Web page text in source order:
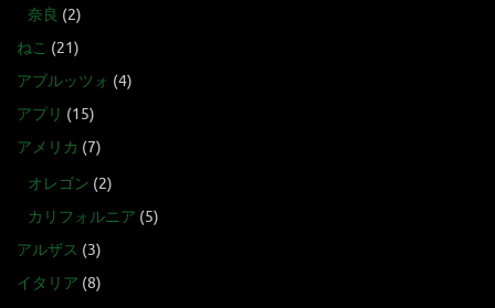
奈良 (2)
ねこ (21)
アブルッツォ (4)
アプリ (15)
アメリカ (7)
オレゴン (2)
カリフォルニア (5)
アルザス (3)
イタリア (8)